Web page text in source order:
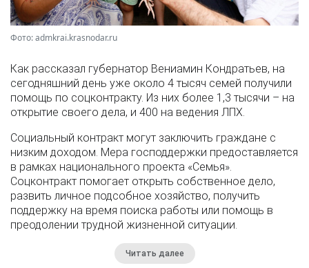
Фото: admkrai.krasnodar.ru
Как рассказал губернатор Вениамин Кондратьев, на
сегодняшний день уже около 4 тысяч семей получили
помощь по соцконтракту. Из них более 1,3 тысячи – на
открытие своего дела, и 400 на ведения ЛПХ.
Социальный контракт могут заключить граждане с
низким доходом. Мера господдержки предоставляется
в рамках национального проекта «Семья».
Соцконтракт помогает открыть собственное дело,
развить личное подсобное хозяйство, получить
поддержку на время поиска работы или помощь в
преодолении трудной жизненной ситуации.
Читать далее